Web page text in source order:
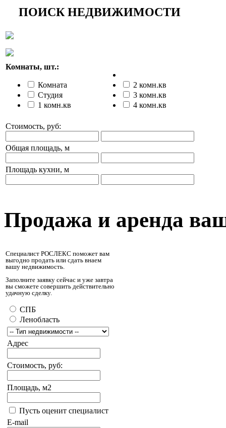
ПОИСК НЕДВИЖИМОСТИ
Комнаты, шт.:
Комната
Студия
1 комн.кв
2 комн.кв
3 комн.кв
4 комн.кв
Стоимость, руб:
Общая площадь, м
Площадь кухни, м
Продажа и аренда
Специалист РОСЛЕКС поможет вам
выгодно продать или сдать внаем
вашу недвижимость.
Заполните заявку сейчас и уже завтра
вы сможете совершить действительно
удачную сделку.
СПБ
Ленобласть
Адрес
Стоимость, руб:
Площадь, м2
Пусть оценит специалист
E-mail